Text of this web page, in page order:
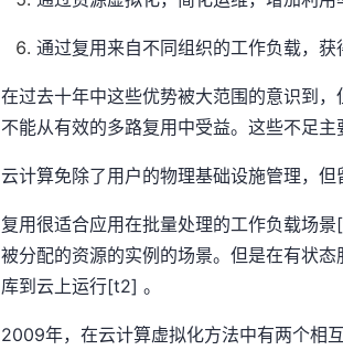
通过复用来自不同组织的工作负载，
在过去十年中这些优势被大范围的意识到
不能从有效的多路复用中受益。这些不足
云计算免除了用户的物理基础设施管理，但
复用很适合应用在批量处理的工作负载场景
被分配的资源的实例的场景。但是在有状态
库到云上运行[t2] 。
2009年，在云计算虚拟化方法中有两个相